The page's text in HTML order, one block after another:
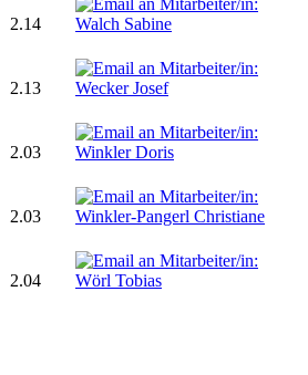
2.14
2.13
2.03
2.03
2.04